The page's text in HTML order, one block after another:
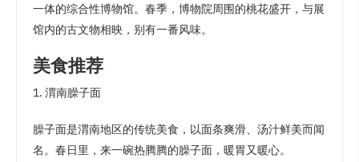
一体的综合性博物馆。春季，博物院周围的桃花盛开，与展
馆内的古文物相映，别有一番风味。
美食推荐
1. 渭南臊子面
臊子面是渭南地区的传统美食，以面条爽滑、汤汁鲜美而闻
名。春日里，来一碗热腾腾的臊子面，暖胃又暖心。